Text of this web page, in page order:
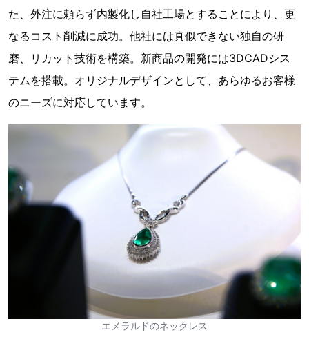
た、外注に頼らず内製化し自社工場とすることにより、更
なるコスト削減に成功。他社には真似できない独自の研
磨、リカット技術を構築。新商品の開発には3DCADシス
テムを搭載。オリジナルデザインとして、あらゆるお客様
のニーズに対応しています。
エメラルドのネックレス